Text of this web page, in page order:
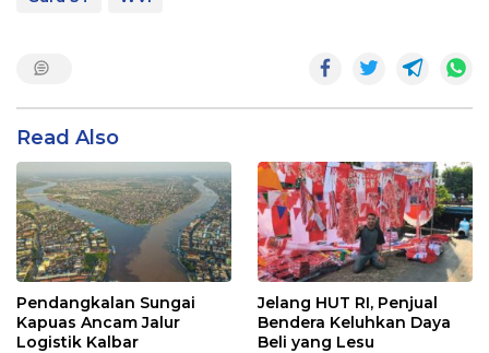
Read Also
Pendangkalan Sungai
Kapuas Ancam Jalur
Logistik Kalbar
Jelang HUT RI, Penjual
Bendera Keluhkan Daya
Beli yang Lesu